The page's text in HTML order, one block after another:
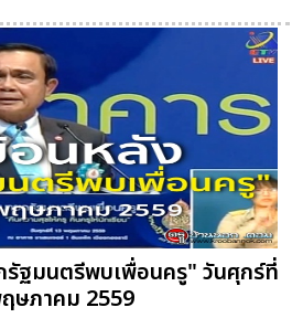
ฐมนตรีพบเพื่อนครู" วันศุกร์ที่
ษภาคม 2559